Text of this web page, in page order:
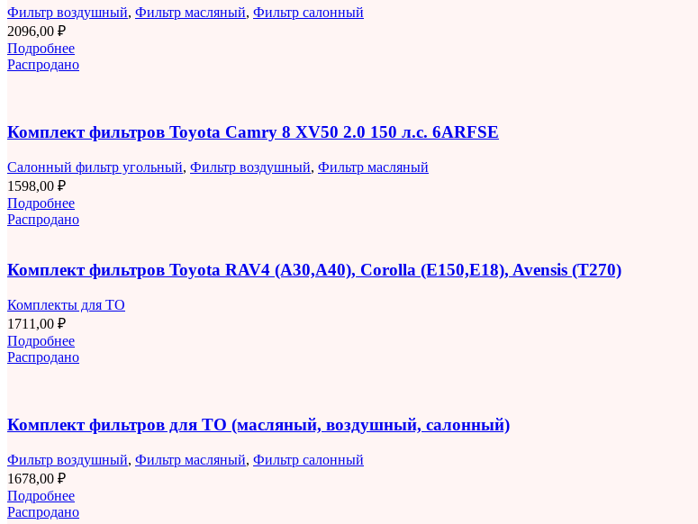
Фильтр воздушный, Фильтр масляный, Фильтр салонный
2096,00 ₽
Подробнее
Распродано
Комплект фильтров Toyota Camry 8 XV50 2.0 150 л.с. 6ARFSE
Салонный фильтр угольный, Фильтр воздушный, Фильтр масляный
1598,00 ₽
Подробнее
Распродано
Комплект фильтров Toyota RAV4 (A30,A40), Corolla (E150,E18), Avensis (T270)
Комплекты для ТО
1711,00 ₽
Подробнее
Распродано
Комплект фильтров для ТО (масляный, воздушный, салонный)
Фильтр воздушный, Фильтр масляный, Фильтр салонный
1678,00 ₽
Подробнее
Распродано